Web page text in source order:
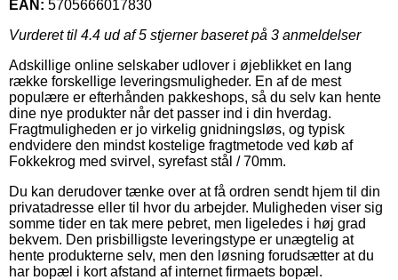
EAN: 5705666017830
Vurderet til 4.4 ud af 5 stjerner baseret på 3 anmeldelser
Adskillige online selskaber udlover i øjeblikket en lang
række forskellige leveringsmuligheder. En af de mest
populære er efterhånden pakkeshops, så du selv kan hente
dine nye produkter når det passer ind i din hverdag.
Fragtmuligheden er jo virkelig gnidningsløs, og typisk
endvidere den mindst kostelige fragtmetode ved køb af
Fokkekrog med svirvel, syrefast stål / 70mm.
Du kan derudover tænke over at få ordren sendt hjem til din
privatadresse eller til hvor du arbejder. Muligheden viser sig
somme tider en tak mere pebret, men ligeledes i høj grad
bekvem. Den prisbilligste leveringstype er unægtelig at
hente produkterne selv, men den løsning forudsætter at du
har bopæl i kort afstand af internet firmaets bopæl.